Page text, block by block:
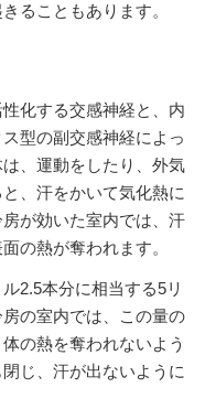
ることもあります。
化する交感神経と、内
型の副交感神経によっ
、運動をしたり、外気
、汗をかいて気化熱に
が効いた室内では、汗
の熱が奪われます。
2.5本分に相当する5リ
の室内では、この量の
の熱を奪われないよう
じ、汗が出ないように